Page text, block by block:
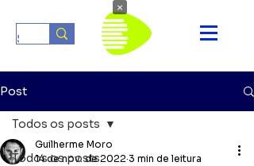
Post
Todos os posts
Todos os posts
Guilherme Moro
14 de nov. de 2022 3 min de leitura
×